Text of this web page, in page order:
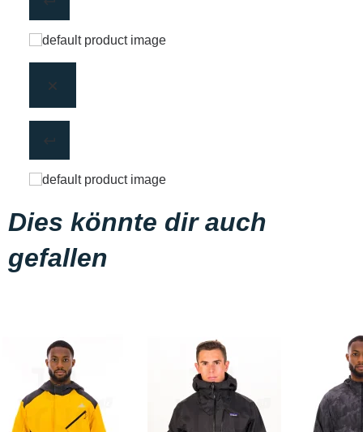
Dies könnte dir auch
gefallen